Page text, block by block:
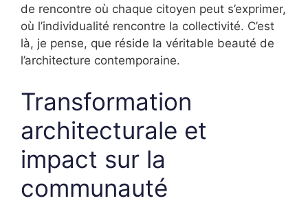
de rencontre où chaque citoyen peut s’exprimer,
où l’individualité rencontre la collectivité. C’est
là, je pense, que réside la véritable beauté de
l’architecture contemporaine.
Transformation
architecturale et
impact sur la
communauté